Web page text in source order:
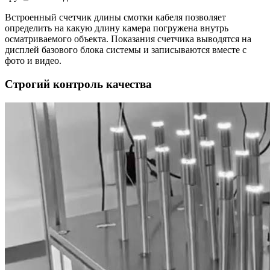
Встроенный счетчик длины смотки кабеля позволяет
определить на какую длину камера погружена внутрь
осматриваемого объекта. Показания счетчика выводятся на
дисплей базового блока системы и записываются вместе с
фото и видео.
Строгий контроль качества